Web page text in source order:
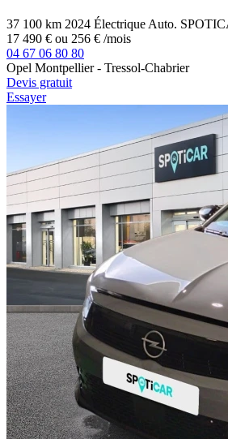
37 100 km 2024 Électrique Auto.
17 490 € ou 256 € /mois
04 67 06 80 80
Opel Montpellier - Tressol-Chabrier
Devis gratuit
Essayer